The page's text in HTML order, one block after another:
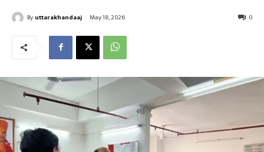
By uttarakhandaaj May 18, 2026 0